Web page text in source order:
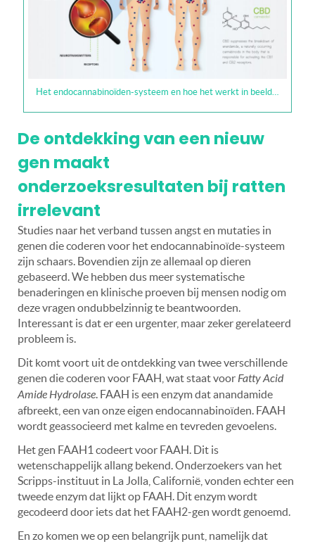
Het endocannabinoïden-systeem en hoe het werkt in beeld…
De ontdekking van een nieuw
gen maakt
onderzoeksresultaten bij ratten
irrelevant
Studies naar het verband tussen angst en mutaties in
genen die coderen voor het endocannabinoïde-systeem
zijn schaars. Bovendien zijn ze allemaal op dieren
gebaseerd. We hebben dus meer systematische
benaderingen en klinische proeven bij mensen nodig om
deze vragen ondubbelzinnig te beantwoorden.
Interessant is dat er een urgenter, maar zeker gerelateerd
probleem is.
Dit komt voort uit de ontdekking van twee verschillende
genen die coderen voor FAAH, wat staat voorFatty Acid
Amide Hydrolase. FAAH is een enzym dat anandamide
afbreekt, een van onze eigen endocannabinoïden. FAAH
wordt geassocieerd met kalme en tevreden gevoelens.
Het gen FAAH1 codeert voor FAAH. Dit is
wetenschappelijk allang bekend. Onderzoekers van het
Scripps-instituut in La Jolla, Californië, vonden echter een
tweede enzym dat lijkt op FAAH. Dit enzym wordt
gecodeerd door iets dat het FAAH2-gen wordt genoemd.
En zo komen we op een belangrijk punt, namelijk dat